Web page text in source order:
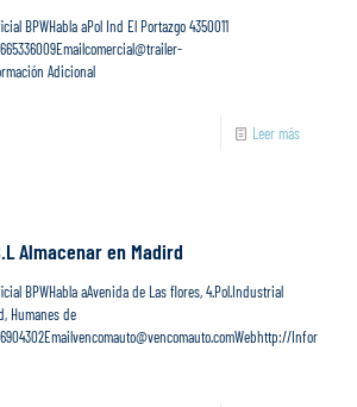
BPWHabla aPol Ind El Portazgo 4350011
Adicional
Leer más
Almacenar en Madird
BPWHabla aAvenida de Las flores, 4.Pol.Industrial
Humanes de
Información